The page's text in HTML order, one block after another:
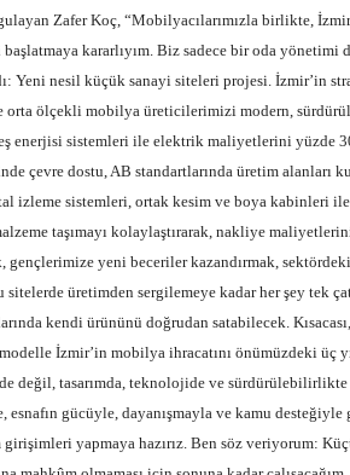
Zafer Koç, “Mobilyacılarımızla birlikte,
kararlıyım. Biz sadece bir oda
Yeni nesil küçük sanayi siteleri projesi. İzmir’in
orta ölçekli mobilya üreticilerimizi modern,
enerjisi sistemleri ile elektrik maliyetlerini yüzde
çevre dostu, AB standartlarında üretim alanları
izleme sistemleri, ortak kesim ve boya kabinleri
taşımayı kolaylaştırarak, nakliye
gençlerimize yeni beceriler kazandırmak,
üretimden sergilemeye kadar her şey tek
kendi ürününü doğrudan satabilecek.
İzmir’in mobilya ihracatını önümüzdeki üç
değil, tasarımda, teknolojide ve
esnafın gücüyle, dayanışmayla ve kamu
yapmaya hazırız. Ben söz veriyorum: